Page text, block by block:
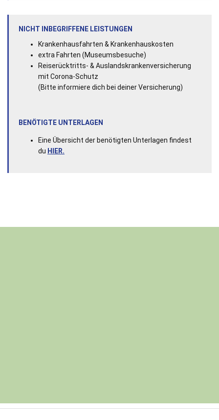
NICHT INBEGRIFFENE LEISTUNGEN
Krankenhausfahrten & Krankenhauskosten
extra Fahrten (Museumsbesuche)
Reiserücktritts- & Auslandskrankenversicherung
mit Corona-Schutz
(Bitte informiere dich bei deiner Versicherung)
BENÖTIGTE UNTERLAGEN
Eine Übersicht der benötigten Unterlagen findest
du HIER.